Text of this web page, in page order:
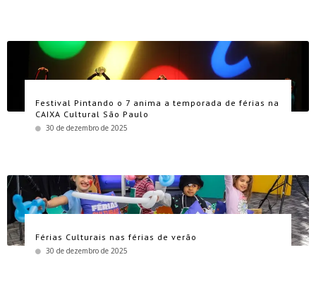
Festival Pintando o 7 anima a temporada de férias na
CAIXA Cultural São Paulo
30 de dezembro de 2025
Férias Culturais nas férias de verão
30 de dezembro de 2025